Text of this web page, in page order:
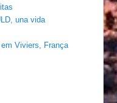
una vida
Viviers, França